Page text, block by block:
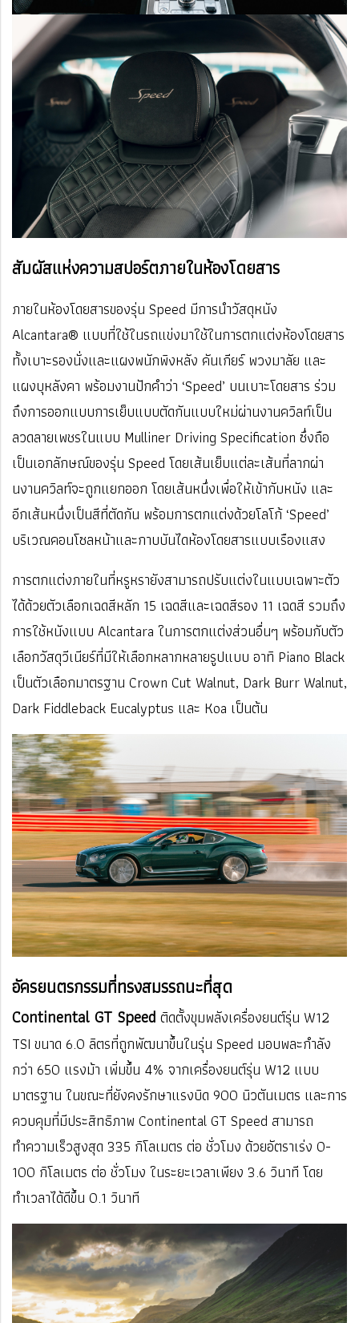
สัมผัสแห่งความสปอร์ตภายในห้องโดยสาร
ภายในห้องโดยสารของรุ่น Speed มีการนำวัสดุหนัง
Alcantara® แบบที่ใช้ในรถแข่งมาใช้ในการตกแต่งห้องโดยสาร
ทั้งเบาะรองนั่งและแผงพนักพิงหลัง คันเกียร์ พวงมาลัย และ
แผงบุหลังคา พร้อมงานปักคำว่า ‘Speed’ บนเบาะโดยสาร ร่วม
ถึงการออกแบบการเย็บแบบตัดกันแบบใหม่ผ่านงานควิลท์เป็น
ลวดลายเพชรในแบบ Mulliner Driving Specification ซึ่งถือ
เป็นเอกลักษณ์ของรุ่น Speed โดยเส้นเย็บแต่ละเส้นที่ลากผ่า
นงานควิลท์จะถูกแยกออก โดยเส้นหนึ่งเพื่อให้เข้ากับหนัง และ
อีกเส้นหนึ่งเป็นสีที่ตัดกัน พร้อมการตกแต่งด้วยโลโก้ ‘Speed’
บริเวณคอนโซลหน้าและกาบบันไดห้องโดยสารแบบเรืองแสง
การตกแต่งภายในที่หรูหรายังสามารถปรับแต่งในแบบเฉพาะตัว
ได้ด้วยตัวเลือกเฉดสีหลัก 15 เฉดสีและเฉดสีรอง 11 เฉดสี รวมถึง
การใช้หนังแบบ Alcantara ในการตกแต่งส่วนอื่นๆ พร้อมกับตัว
เลือกวัสดุวีเนียร์ที่มีให้เลือกหลากหลายรูปแบบ อาทิ Piano Black
เป็นตัวเลือกมาตรฐาน Crown Cut Walnut, Dark Burr Walnut,
Dark Fiddleback Eucalyptus และ Koa เป็นต้น
อัครยนตรกรรมที่ทรงสมรรถนะที่สุด
Continental GT Speed ติดตั้งขุมพลังเครื่องยนต์รุ่น W12
TSI ขนาด 6.0 ลิตรที่ถูกพัฒนาขึ้นในรุ่น Speed มอบพละกำลัง
กว่า 650 แรงม้า เพิ่มขึ้น 4% จากเครื่องยนต์รุ่น W12 แบบ
มาตรฐาน ในขณะที่ยังคงรักษาแรงบิด 900 นิวตันเมตร และการ
ควบคุมที่มีประสิทธิภาพ Continental GT Speed สามารถ
ทำความเร็วสูงสุด 335 กิโลเมตร ต่อ ชั่วโมง ด้วยอัตราเร่ง 0-
100 กิโลเมตร ต่อ ชั่วโมง ในระยะเวลาเพียง 3.6 วินาที โดย
ทำเวลาได้ดีขึ้น 0.1 วินาที